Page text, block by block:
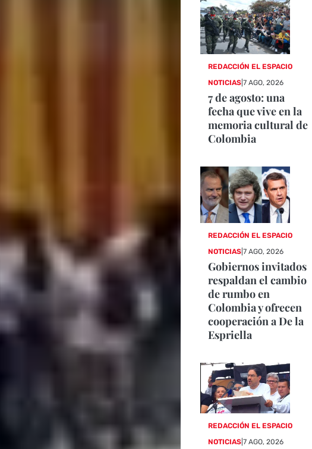
REDACCIÓN EL ESPACIO
NOTICIAS |7 AGO, 2026
7 de agosto: una
fecha que vive en la
memoria cultural de
Colombia
REDACCIÓN EL ESPACIO
NOTICIAS |7 AGO, 2026
Gobiernos invitados
respaldan el cambio
de rumbo en
Colombia y ofrecen
cooperación a De la
Espriella
REDACCIÓN EL ESPACIO
NOTICIAS |7 AGO, 2026